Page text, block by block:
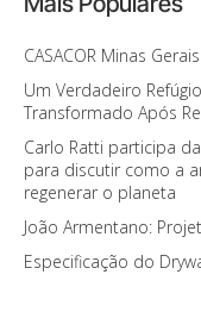
CASACOR Minas
Um Verdadeiro
Transformado Após
Carlo Ratti participa
para discutir como a
regenerar o planeta
João Armentano:
Especificação do